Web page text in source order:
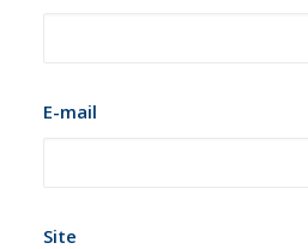
E-mail
Site